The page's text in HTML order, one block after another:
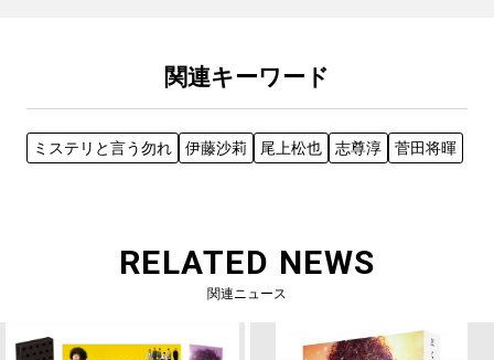
関連キーワード
ミステリと言う勿れ 伊藤沙莉 尾上松也 志尊淳 菅田将暉
RELATED NEWS
関連ニュース